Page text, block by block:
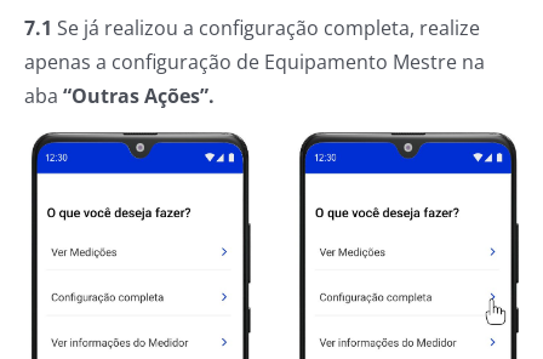
7.1 Se já realizou a configuração completa, realize
apenas a configuração de Equipamento Mestre na
aba “Outras Ações”.